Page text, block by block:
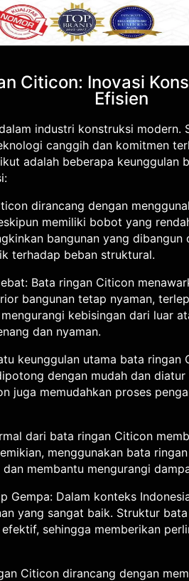
Citicon: Inovasi
Efisien
industri konstruksi modern.
canggih dan komitmen
adalah beberapa keunggulan
dirancang dengan
memiliki bobot yang
bangunan yang
terhadap beban struktural.
Bata ringan Citicon
bangunan tetap nyaman,
kebisingan dari luar
dan nyaman.
keunggulan utama bata
dengan mudah dan
juga memudahkan proses
dari bata ringan Citicon
menggunakan bata
membantu mengurangi
Gempa: Dalam konteks
yang sangat baik. Struktur
sehingga memberikan
Citicon dirancang dengan